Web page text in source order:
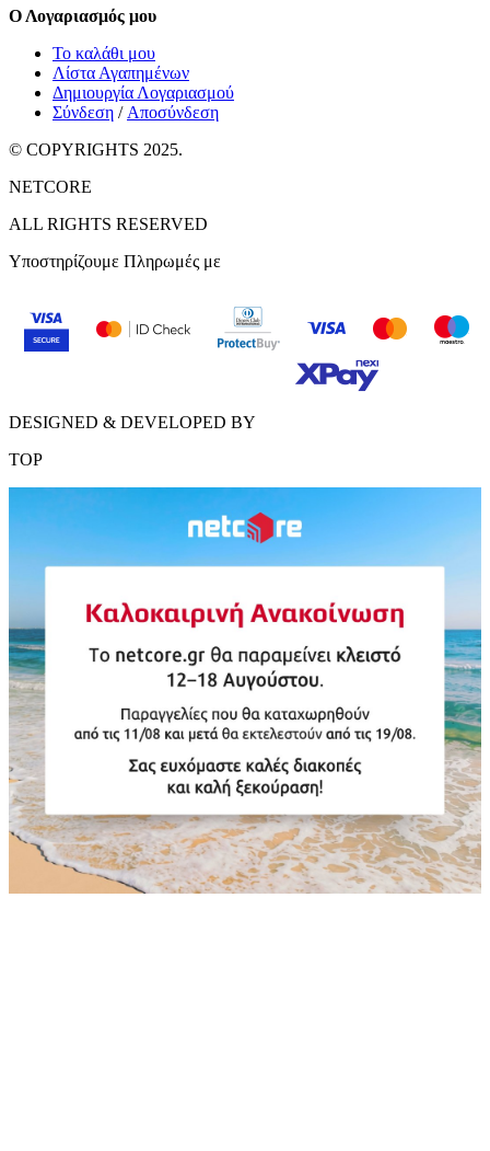
Ο Λογαριασμός μου
Το καλάθι μου
Λίστα Αγαπημένων
Δημιουργία Λογαριασμού
Σύνδεση / Αποσύνδεση
© COPYRIGHTS 2025.
NETCORE
ALL RIGHTS RESERVED
Υποστηρίζουμε Πληρωμές με
DESIGNED & DEVELOPED BY
TOP